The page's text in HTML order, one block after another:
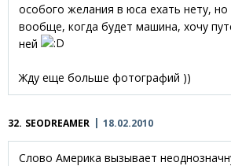
особого желания в юса ехать нету,
вообще, когда будет машина, хочу
ней
Жду еще больше фотографий ))
32. SEODREAMER 18.02.2010
Слово Америка вызывает